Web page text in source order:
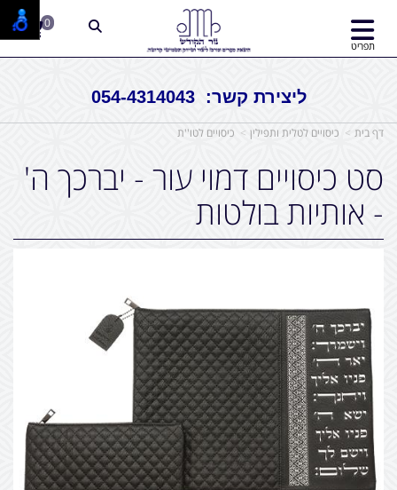
ליצירת קשר: 054-4314043
תפריט
0
דף בית כיסויים לטלית ותפילין כיסויים לטו''ת
סט כיסויים דמוי עור - יברכך ה'
- אותיות בולטות